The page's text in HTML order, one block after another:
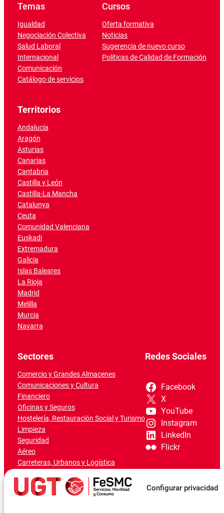
Configurar privacidad
Temas
Igualdad
Negociación Colectiva
Salud Laboral
Internacional
Comunicación
Catálogo de servicios
Cursos
Oferta formativa
Noticias
Sugerencia de nuevo curso
Políticas de Calidad de Formación
Territorios
Andalucía
Aragón
Asturias
Canarias
Cantabria
Castilla y León
Castilla-La Mancha
Catalunya
Ceuta
Comunidad Valenciana
Euskadi
Extremadura
Galicia
Islas Baleares
La Rioja
Madrid
Melilla
Murcia
Navarra
Sectores
Comercio y Grandes Almacenes
Comunicaciones y Cultura
Financiero
Oficinas y Seguros
Hostelería, Restauración Social y Turismo
Limpieza
Seguridad
Aéreo
Carreteras, Urbanos y Logística
Marítimo-Portuario
Redes Sociales
Facebook
X
YouTube
Instagram
LinkedIn
Flickr